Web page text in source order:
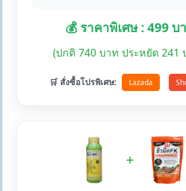
💰 ราคาพิเศษ : 499 บ
(ปกติ 740 บาท ประหยัด 241
🛒 สั่งซื้อโปรพิเศษ: Lazada
+